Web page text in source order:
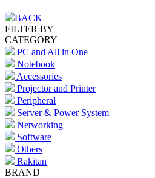
BACK
FILTER BY
CATEGORY
PC and All in One
Notebook
Accessories
Projector and Printer
Peripheral
Server & Power System
Networking
Software
Others
Rakitan
BRAND